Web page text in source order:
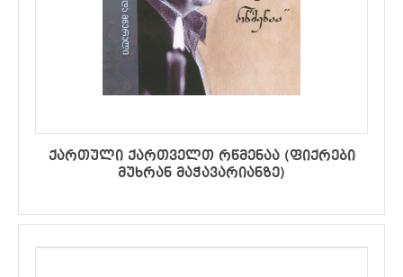
ქართული ქართველთ რწმენაა (ფიქრები
მუხრან მაჭავარიანზე)